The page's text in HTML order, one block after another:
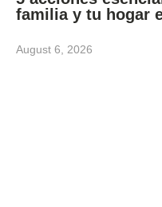
familia y tu hogar
August 6, 2026